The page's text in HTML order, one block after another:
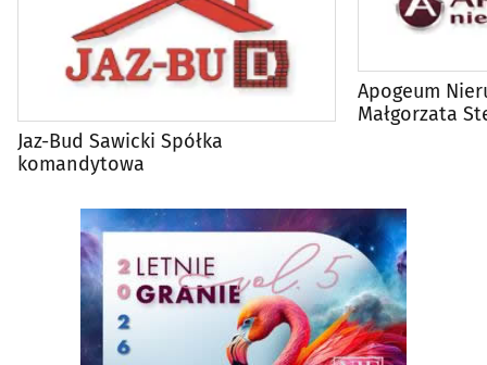
Jaz-Bud Sawicki Spółka
komandytowa
Apogeum
Małgorzata